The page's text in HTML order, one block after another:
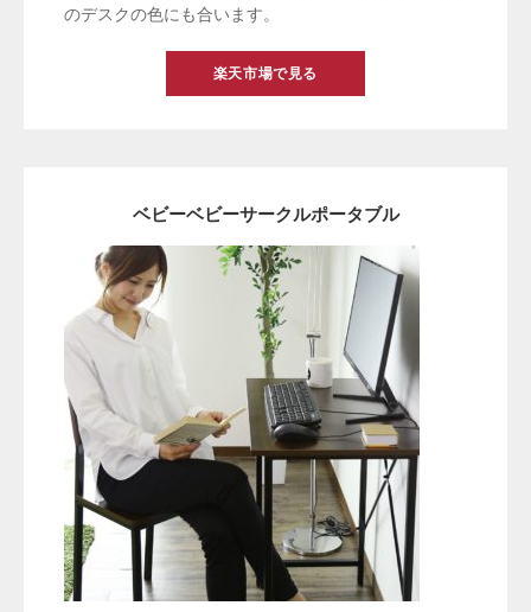
のデスクの色にも合います。
楽天市場で見る
ベビーベビーサークルポータブル